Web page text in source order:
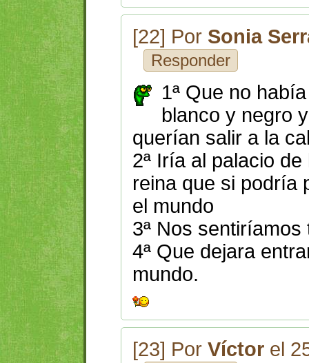
[22] Por Sonia
Responder
1ª Que no
blanco y negro
querían salir a la
2ª Iría al palacio
reina que si podría
el mundo
3ª Nos sentiríamos
4ª Que dejara
mundo.
[23] Por Víctor el